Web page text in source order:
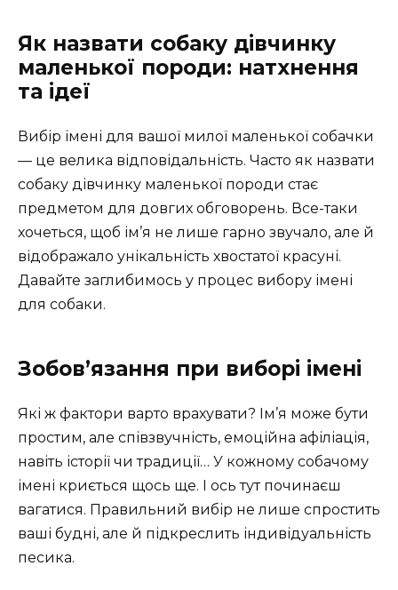
Як назвати собаку дівчинку
маленької породи: натхнення
та ідеї
Вибір імені для вашої милої маленької собачки
— це велика відповідальність. Часто як назвати
собаку дівчинку маленької породи стає
предметом для довгих обговорень. Все-таки
хочеться, щоб ім’я не лише гарно звучало, але й
відображало унікальність хвостатої красуні.
Давайте заглибимось у процес вибору імені
для собаки.
Зобов’язання при виборі імені
Які ж фактори варто врахувати? Ім’я може бути
простим, але співзвучність, емоційна афіліація,
навіть історії чи традиції… У кожному собачому
імені криється щось ще. І ось тут починаєш
вагатися. Правильний вибір не лише спростить
ваші будні, але й підкреслить індивідуальність
песика.